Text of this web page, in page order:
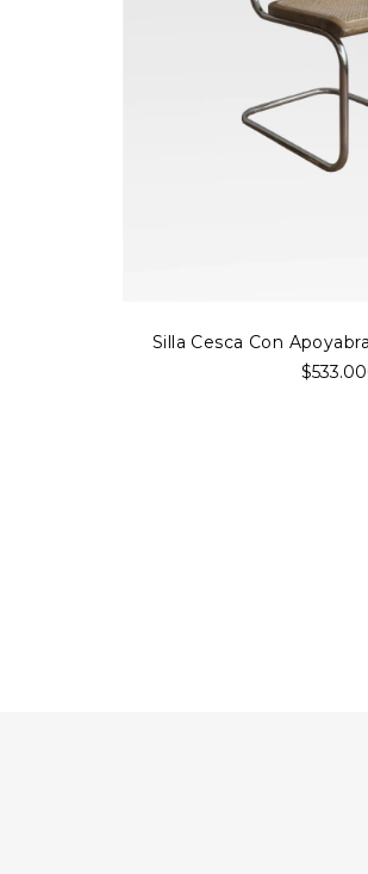
Silla Cesca Con